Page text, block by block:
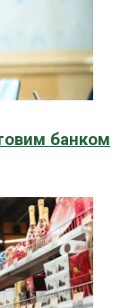
банком